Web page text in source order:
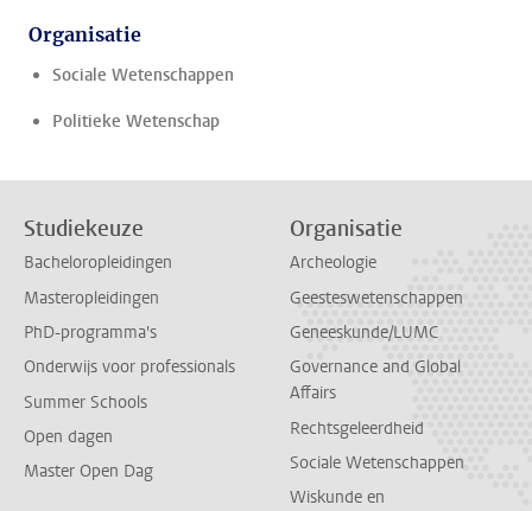
Organisatie
Sociale Wetenschappen
Politieke Wetenschap
Studiekeuze
Bacheloropleidingen
Masteropleidingen
PhD-programma's
Onderwijs voor professionals
Summer Schools
Open dagen
Master Open Dag
Organisatie
Archeologie
Geesteswetenschappen
Geneeskunde/LUMC
Governance and Global
Affairs
Rechtsgeleerdheid
Sociale Wetenschappen
Wiskunde en